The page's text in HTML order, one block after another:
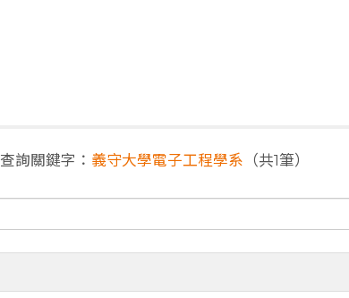
查詢關鍵字： 義守大學電子工程學系 （共1筆）